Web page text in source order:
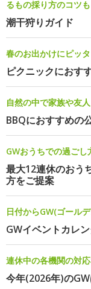
るもの採り方のコツも
潮干狩りガイド
春のお出かけにピッタ
ピクニックにおす
自然の中で家族や友
BBQにおすすめの
GWおうちでの過ごし
最大12連休のおう
方をご提案
日付からGW(ゴール
GWイベントカレ
連休中の各機関の対
今年(2026年)の